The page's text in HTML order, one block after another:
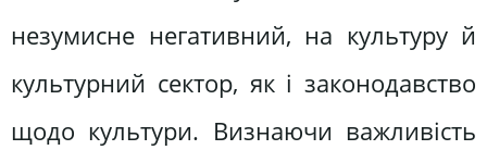
незумисне негативний, на культуру й
культурний сектор, як і законодавство
щодо культури. Визнаючи важливість